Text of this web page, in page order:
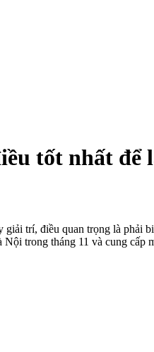
tốt nhất để
giải trí, điều quan trọng là phải
trong tháng 11 và cung cấp